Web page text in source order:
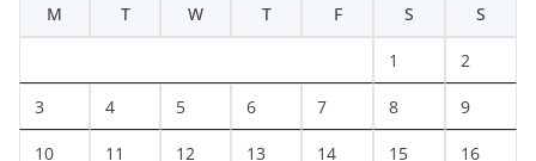
M
T W T F S S
1 2
3 4 5 6 7 8 9
10 11 12 13 14 15 16